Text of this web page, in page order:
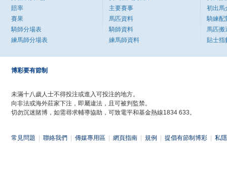
賠率
賽果
騎師分場表
練馬師分場表
主要賽事
馬匹資料
騎師資料
練馬師資料
初出馬
騎練配
馬匹搬
貼士指
博彩要有節制
未滿十八歲人士不得投注或進入可投注的地方。
向非法或海外莊家下注，即屬違法，且可被判監禁。
切勿沉迷賭博，如需尋求輔導協助，可致電平和基金熱線1834 633。
常見問題 聯絡我們 傳媒專用區 網頁指南 規例 提倡有節制博彩 私